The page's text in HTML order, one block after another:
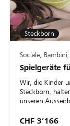
Steckborn
Sociale,
Spielgeräte
Wir, die Kinder
Steckborn,
unseren
CHF 3’166